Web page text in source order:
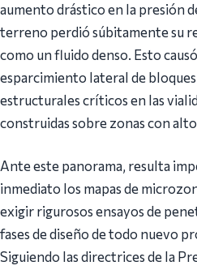
aumento drástico en la presión
terreno perdió súbitamente su
como un fluido denso. Esto
esparcimiento lateral de
estructurales críticos en las
construidas sobre zonas con
Ante este panorama, resulta
inmediato los mapas de
exigir rigurosos ensayos de
fases de diseño de todo nuevo
Siguiendo las directrices de la